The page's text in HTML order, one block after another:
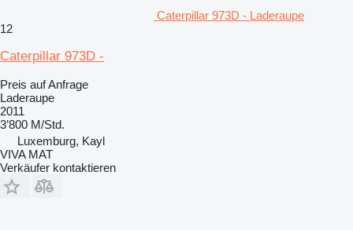
Caterpillar 973D - Laderaupe
12
Caterpillar 973D -
Preis auf Anfrage
Laderaupe
2011
3’800 M/Std.
Luxemburg, Kayl
VIVA MAT
Verkäufer kontaktieren